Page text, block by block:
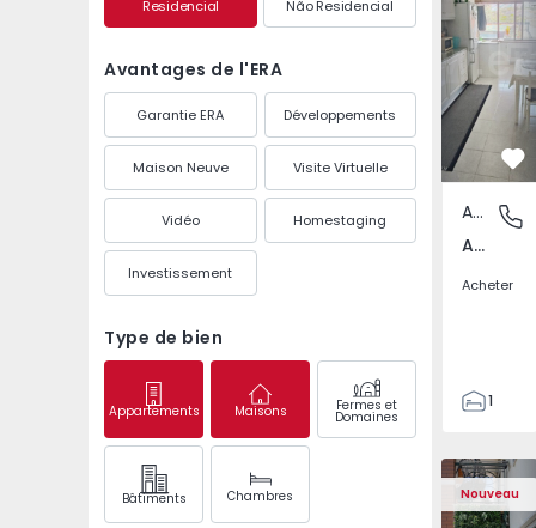
Residencial Não Residencial
Avantages de l'ERA
Garantie ERA Développements
Maison Neuve Visite Virtuelle
Vidéo Homestaging
Investissement
Type de bien
Appartements Maisons Fermes et
Domaines
Bâtiments Chambres
Appartement
Arcozelo, Porto
Acheter
1
73
81
1
Nouveau
Appartement T3